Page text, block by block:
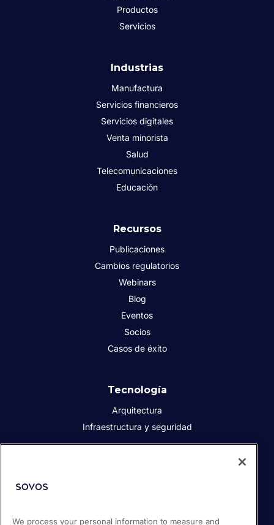
Productos
Servicios
Industrias
Manufactura
Servicios financieros
Servicios digitales
Venta minorista
Salud
Telecomunicaciones
Educación
Recursos
Publicaciones
Cambios regulatorios
Webinars
Blog
Eventos
Socios
Casos de éxito
Tecnología
Arquitectura
Infraestructura y seguridad
Prensa
We process your personal information to measure and